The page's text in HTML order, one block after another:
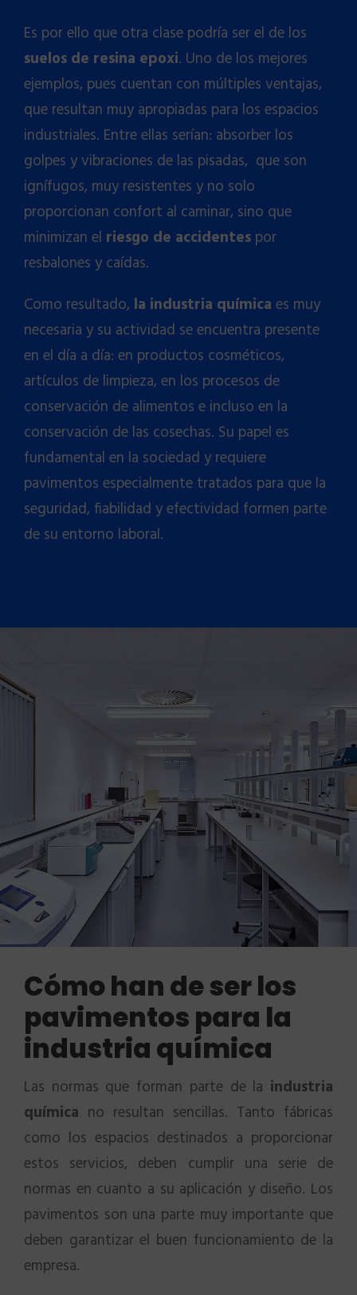
Es por ello que otra clase podría ser el de los
suelos de resina epoxi. Uno de los mejores
ejemplos, pues cuentan con múltiples ventajas,
que resultan muy apropiadas para los espacios
industriales. Entre ellas serían: absorber los
golpes y vibraciones de las pisadas, que son
ignífugos, muy resistentes y no solo
proporcionan confort al caminar, sino que
minimizan el riesgo de accidentes por
resbalones y caídas.
Como resultado, la industria química es muy
necesaria y su actividad se encuentra presente
en el día a día: en productos cosméticos,
artículos de limpieza, en los procesos de
conservación de alimentos e incluso en la
conservación de las cosechas. Su papel es
fundamental en la sociedad y requiere
pavimentos especialmente tratados para que la
seguridad, fiabilidad y efectividad formen parte
de su entorno laboral.
Cómo han de ser los
pavimentos para la
industria química
Las normas que forman parte de la industria
química no resultan sencillas. Tanto fábricas
como los espacios destinados a proporcionar
estos servicios, deben cumplir una serie de
normas en cuanto a su aplicación y diseño. Los
pavimentos son una parte muy importante que
deben garantizar el buen funcionamiento de la
empresa.